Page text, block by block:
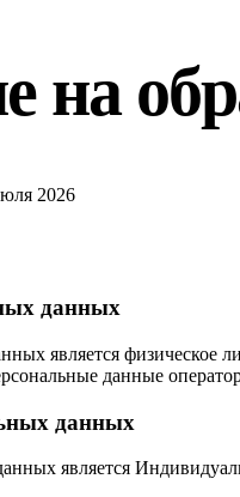
на
2026
данных
является физическое
данные
данных
является